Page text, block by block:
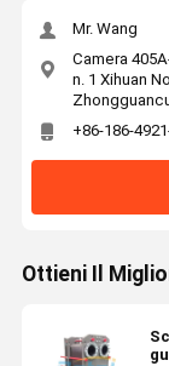
Mr. Wang
Camera
n. 1 Xihuan
+86-186-
Ottieni Il